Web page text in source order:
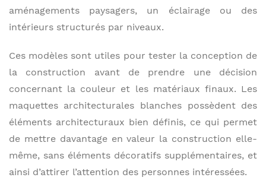
aménagements paysagers, un éclairage ou des
intérieurs structurés par niveaux.
Ces modèles sont utiles pour tester la conception de
la construction avant de prendre une décision
concernant la couleur et les matériaux finaux. Les
maquettes architecturales blanches possèdent des
éléments architecturaux bien définis, ce qui permet
de mettre davantage en valeur la construction elle-
même, sans éléments décoratifs supplémentaires, et
ainsi d’attirer l’attention des personnes intéressées.